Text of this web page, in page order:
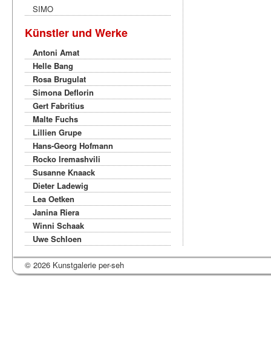
SIMO
Künstler und Werke
Antoni Amat
Helle Bang
Rosa Brugulat
Simona Deflorin
Gert Fabritius
Malte Fuchs
Lillien Grupe
Hans-Georg Hofmann
Rocko Iremashvili
Susanne Knaack
Dieter Ladewig
Lea Oetken
Janina Riera
Winni Schaak
Uwe Schloen
© 2026 Kunstgalerie per-seh